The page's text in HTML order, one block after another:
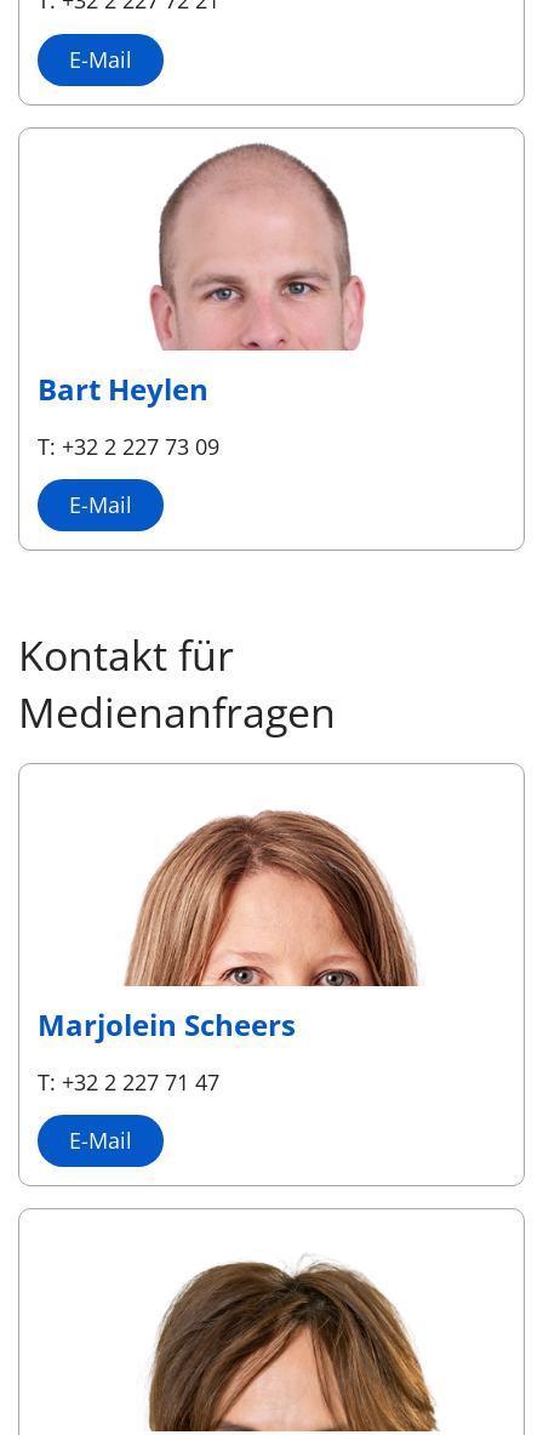
E-Mail
Bart Heylen
T: +32 2 227 73 09
E-Mail
Kontakt für
Medienanfragen
Marjolein Scheers
T: +32 2 227 71 47
E-Mail